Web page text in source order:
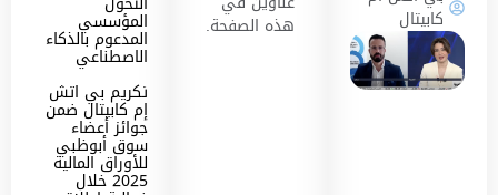
كابيتال هذه الصفحة. المؤسسي
المدعوم بالذكاء
الاصطناعي
تكريم بي اتش
إم كابيتال ضمن
جوائز أعضاء
سوق أبوظبي
للأوراق المالية
2025 خلال